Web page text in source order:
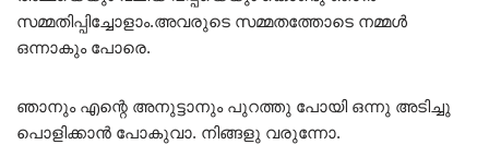
സമ്മതിപ്പിച്ചോളാം.അവരുടെ സമ്മതത്തോടെ നമ്മൾ
ഒന്നാകും പോരെ.
ഞാനും എന്റെ അനുട്ടാനും പുറത്തു പോയി ഒന്നു അടിച്ചു
പൊളിക്കാൻ പോകുവാ. നിങ്ങളു വരുന്നോ.